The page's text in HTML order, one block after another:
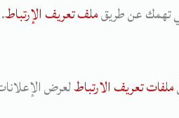
تهمك عن طريقملف تعريف الإرتباط.
ملفات تعريف الارتباطلعرض